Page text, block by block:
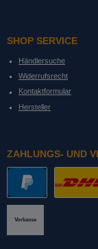
SHOP SERVICE
Händlersuche
Widerrufsrecht
Kontaktformular
Hersteller
ZAHLUNGS- UND
Vorkasse